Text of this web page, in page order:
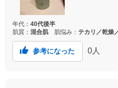
年代： 40代後半
肌質： 混合肌 肌悩み： テカリ／乾燥
参考になった 0 人